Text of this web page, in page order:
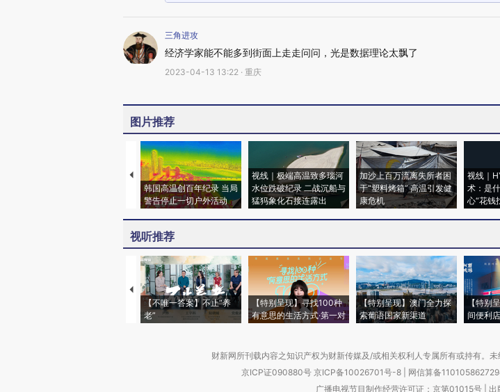
三角进攻
经济学家能不能多到街面上走走问问，光是数据理论太飘了
2023-04-13 13:22 · 重庆
图片推荐
韩国高温创百年纪录 当局
警告停止一切户外活动
视线｜极端高温致多瑙河
水位跌破纪录 二战沉船与
猛犸象化石接连露出
加沙上百万流离失所者困
于“塑料烤箱” 高温引发健
康危机
视线｜
术：是
心“花钱
视听推荐
【不唯一答案】不止“养
老”
【特别呈现】寻找100种
有意思的生活方式·第一对
【特别呈现】澳门全力探
索葡语国家新渠道
【特别
间便利
财新网所刊载内容之知识产权为财新传媒及/或相关权利人专属所有或持有。
京ICP证090880号 京ICP备10026701号-8 网信算备
广播电视节目制作经营许可证：京第01015号| 出